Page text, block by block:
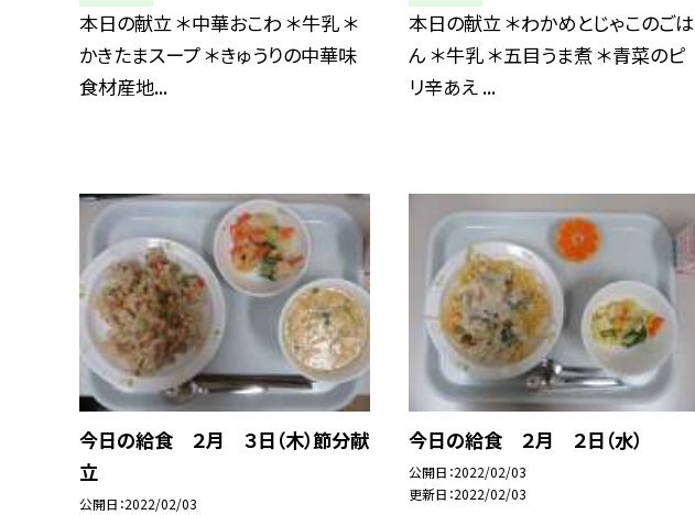
本日の献立 ＊中華おこわ ＊牛乳 ＊
かきたまスープ ＊きゅうりの中華味
食材産地...
本日の献立 ＊わかめとじゃこのごは
ん ＊牛乳 ＊五目うま煮 ＊青菜のピ
リ辛あえ ...
今日の給食 ２月 ３日（木）節分献
立
公開日 2022/02/03
今日の給食 ２月 ２日（水）
公開日 2022/02/03
更新日 2022/02/03